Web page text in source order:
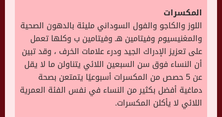
المكسرات
اللوز والكاجو والفول السوداني مليئة بالدهون الصحية
والمغنيسيوم وفيتامين هـ وفيتامين ب وكلها تعمل
على تعزيز الإدراك الجيد ودرء علامات الخرف ، وقد تبين
أن النساء فوق سن السبعين اللائي يتناولن ما لا يقل
عن 5 حصص من المكسرات أسبوعيًا يتمتعن بصحة
دماغية أفضل بكثير من النساء في نفس الفئة العمرية
اللائي لا يأكلن المكسرات.